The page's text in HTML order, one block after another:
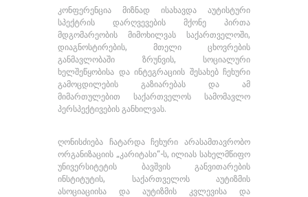
კონფერენცია მიზნად ისახავდა აუტისტური
სპექტრის დარღვევების მქონე პირთა
მდგომარეობის მიმოხილვას საქართველოში,
დიაგნოსტირების, მთელი ცხოვრების
განმავლობაში ზრუნვის, სოციალური
ხელშეწყობისა და ინტეგრაციის შესახებ ჩეხური
გამოცდილების გაზიარებას და ამ
მიმართულებით საქართველოს სამომავლო
პერსპექტივების განხილვას.
ღონისძიება ჩატარდა ჩეხური არასამთავრობო
ორგანიზაციის „კარიტასი“-ს, ილიას სახელმწიფო
უნივერსიტეტის ბავშვის განვითარების
ინსტიტუტის, საქართველოს აუტიზმის
ასოციაციისა და აუტიზმის კვლევისა და